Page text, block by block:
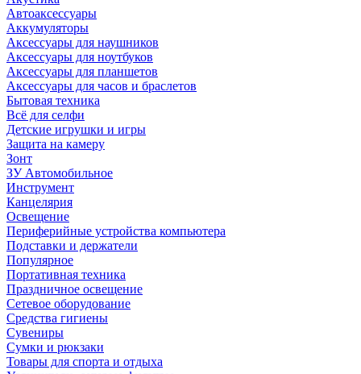
Автоаксессуары
Аккумуляторы
Аксессуары для наушников
Аксессуары для ноутбуков
Аксессуары для планшетов
Аксессуары для часов и браслетов
Бытовая техника
Всё для селфи
Детские игрушки и игры
Защита на камеру
Зонт
ЗУ Автомобильное
Инструмент
Канцелярия
Освещение
Периферийные устройства компьютера
Подставки и держатели
Популярное
Портативная техника
Праздничное освещение
Сетевое оборудование
Средства гигиены
Сувениры
Сумки и рюкзаки
Товары для спорта и отдыха